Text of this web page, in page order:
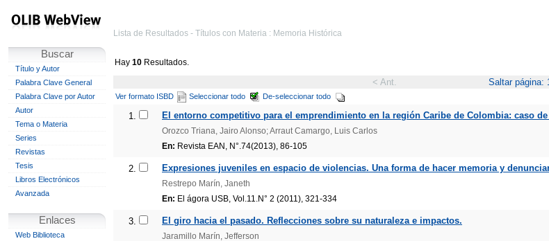
Buscar
Título y Autor
Palabra Clave General
Palabra Clave por Autor
Autor
Tema o Materia
Series
Revistas
Tesis
Libros Electrónicos
Avanzada
Enlaces
Web Biblioteca
Lista de Resultados - Títulos con Materia : Memoria Histórica
Hay 10 Resultados.
< Ant. Saltar página:
Ver formato ISBD Seleccionar todo De-seleccionar todo
1. El entorno competitivo para el emprendimiento en la región Caribe de Colombia: caso
Orozco Triana, Jairo Alonso; Arraut Camargo, Luis Carlos
En: Revista EAN, N°.74(2013), 86-105
2. Expresiones juveniles en espacio de violencias. Una forma de hacer memoria y
Restrepo Marín, Janeth
En: El ágora USB, Vol.11.N° 2 (2011), 321-334
3. El giro hacia el pasado. Reflecciones sobre su naturaleza e impactos.
Jaramillo Marín, Jefferson